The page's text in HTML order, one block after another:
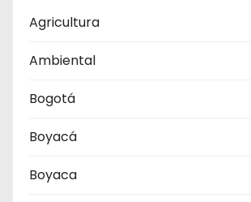
Agricultura
Ambiental
Bogotá
Boyacá
Boyaca